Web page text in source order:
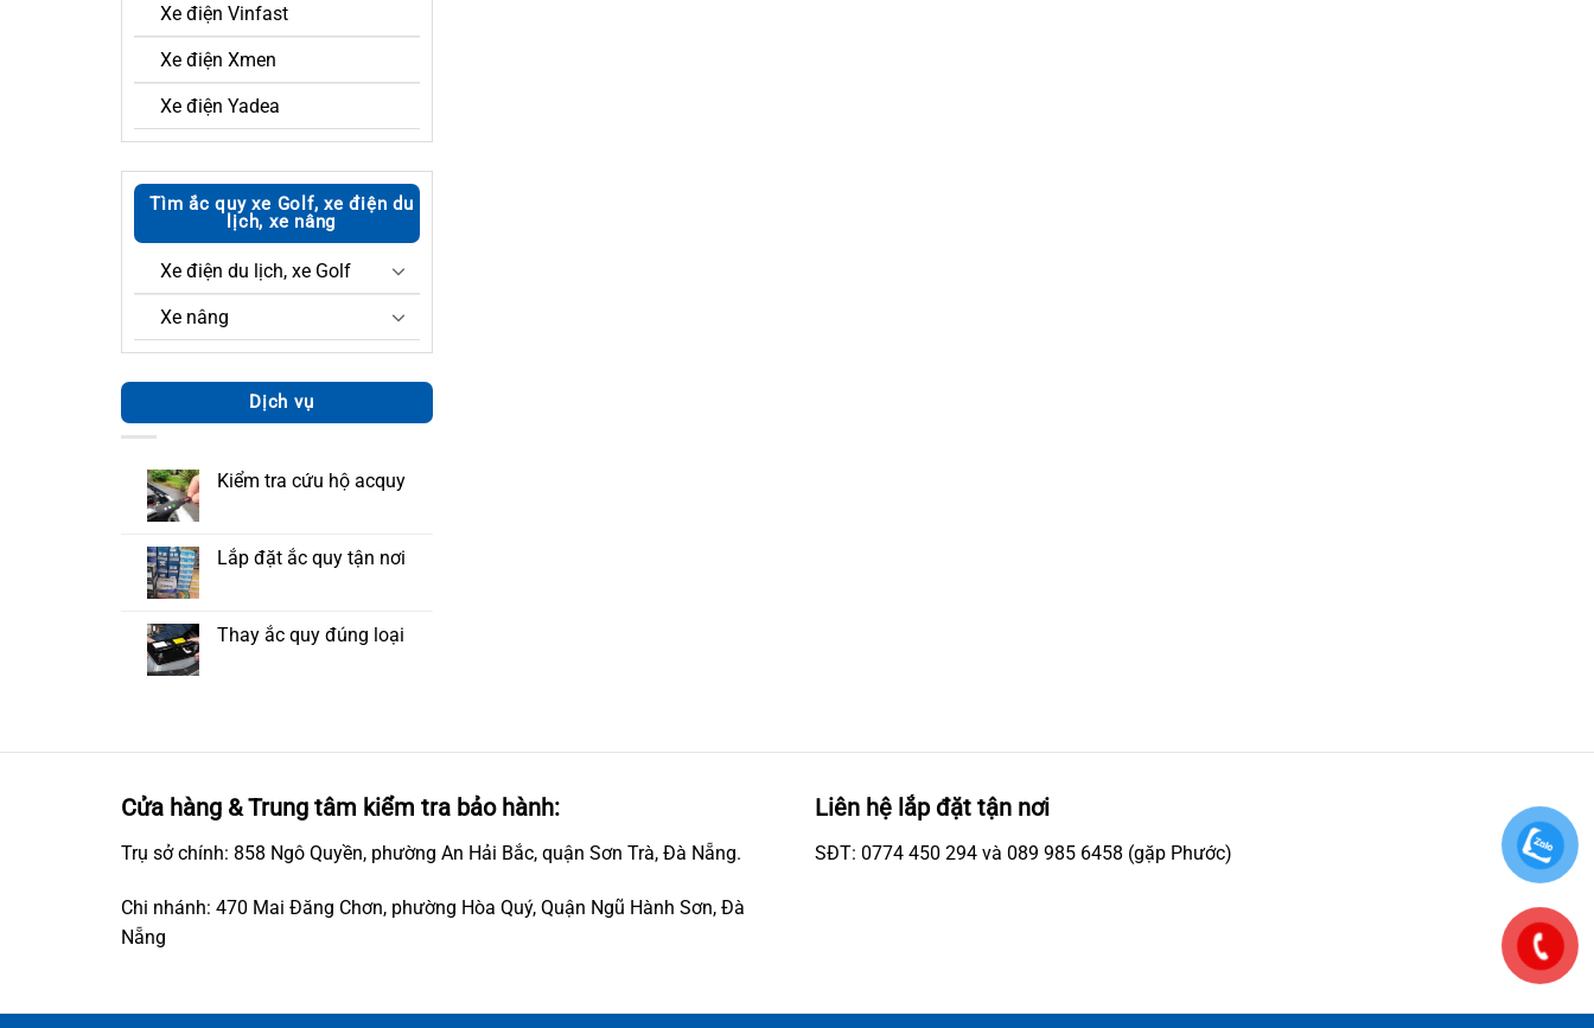
Xe điện Vinfast
Xe điện Xmen
Xe điện Yadea
Tìm ắc quy xe Golf, xe điện du
lịch, xe nâng
Xe điện du lịch, xe Golf
Xe nâng
Dịch vụ
Kiểm tra cứu hộ acquy
Lắp đặt ắc quy tận nơi
Thay ắc quy đúng loại
Cửa hàng & Trung tâm kiểm tra bảo hành:
Trụ sở chính: 858 Ngô Quyền, phường An Hải Bắc, quận Sơn Trà, Đà Nẵng.
Chi nhánh: 470 Mai Đăng Chơn, phường Hòa Quý, Quận Ngũ Hành Sơn, Đà
Nẵng
Liên hệ lắp đặt tận nơi
SĐT: 0774 450 294 và 089 985 6458 (gặp Phước)